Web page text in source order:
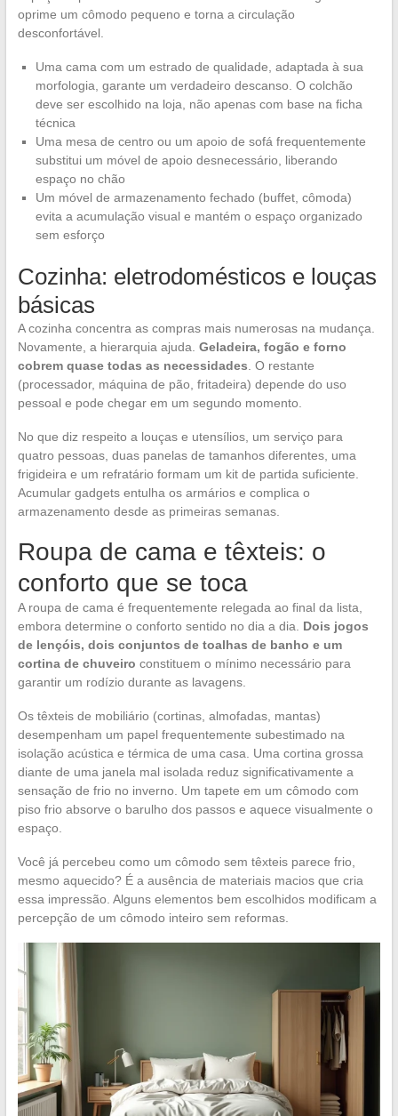
oprime um cômodo pequeno e torna a circulação
desconfortável.
Uma cama com um estrado de qualidade, adaptada à sua
morfologia, garante um verdadeiro descanso. O colchão
deve ser escolhido na loja, não apenas com base na ficha
técnica
Uma mesa de centro ou um apoio de sofá frequentemente
substitui um móvel de apoio desnecessário, liberando
espaço no chão
Um móvel de armazenamento fechado (buffet, cômoda)
evita a acumulação visual e mantém o espaço organizado
sem esforço
Cozinha: eletrodomésticos e louças
básicas
A cozinha concentra as compras mais numerosas na mudança.
Novamente, a hierarquia ajuda. Geladeira, fogão e forno
cobrem quase todas as necessidades. O restante
(processador, máquina de pão, fritadeira) depende do uso
pessoal e pode chegar em um segundo momento.
No que diz respeito a louças e utensílios, um serviço para
quatro pessoas, duas panelas de tamanhos diferentes, uma
frigideira e um refratário formam um kit de partida suficiente.
Acumular gadgets entulha os armários e complica o
armazenamento desde as primeiras semanas.
Roupa de cama e têxteis: o
conforto que se toca
A roupa de cama é frequentemente relegada ao final da lista,
embora determine o conforto sentido no dia a dia. Dois jogos
de lençóis, dois conjuntos de toalhas de banho e um
cortina de chuveiro constituem o mínimo necessário para
garantir um rodízio durante as lavagens.
Os têxteis de mobiliário (cortinas, almofadas, mantas)
desempenham um papel frequentemente subestimado na
isolação acústica e térmica de uma casa. Uma cortina grossa
diante de uma janela mal isolada reduz significativamente a
sensação de frio no inverno. Um tapete em um cômodo com
piso frio absorve o barulho dos passos e aquece visualmente o
espaço.
Você já percebeu como um cômodo sem têxteis parece frio,
mesmo aquecido? É a ausência de materiais macios que cria
essa impressão. Alguns elementos bem escolhidos modificam a
percepção de um cômodo inteiro sem reformas.